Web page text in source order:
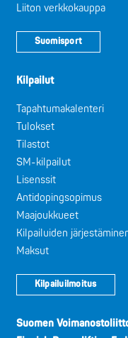
Liiton verkkokauppa
Suomisport
Kilpailut
Tapahtumakalenteri
Tulokset
Tilastot
SM-kilpailut
Lisenssit
Antidopingsopimus
Maajoukkueet
Kilpailuiden
Maksut
Kilpailuilmoitus
Suomen